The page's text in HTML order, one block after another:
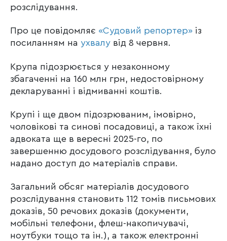
розслідування.
Про це повідомляє «Судовий репортер» із
посиланням на ухвалу від 8 червня.
Крупа підозрюється у незаконному
збагаченні на 160 млн грн, недостовірному
декларуванні і відмиванні коштів.
Крупі і ще двом підозрюваним, імовірно,
чоловікові та синові посадовиці, а також їхні
адвоката ще в вересні 2025-го, по
завершенню досудового розслідування, було
надано доступ до матеріалів справи.
Загальний обсяг матеріалів досудового
розслідування становить 112 томів письмових
доказів, 50 речових доказів (документи,
мобільні телефони, флеш-накопичувачі,
ноутбуки тощо та ін.), а також електронні